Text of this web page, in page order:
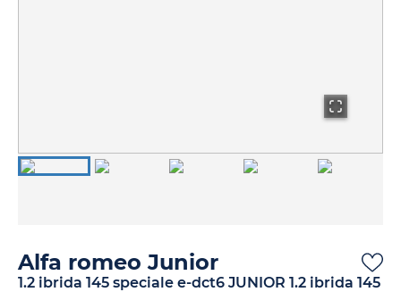
Alfa romeo Junior
1.2 ibrida 145 speciale e-dct6 JUNIOR 1.2 ibrida 145